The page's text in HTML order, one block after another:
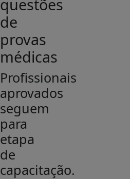
questões
de
provas
médicas
Profissionais
aprovados
seguem
para
etapa
de
capacitação.